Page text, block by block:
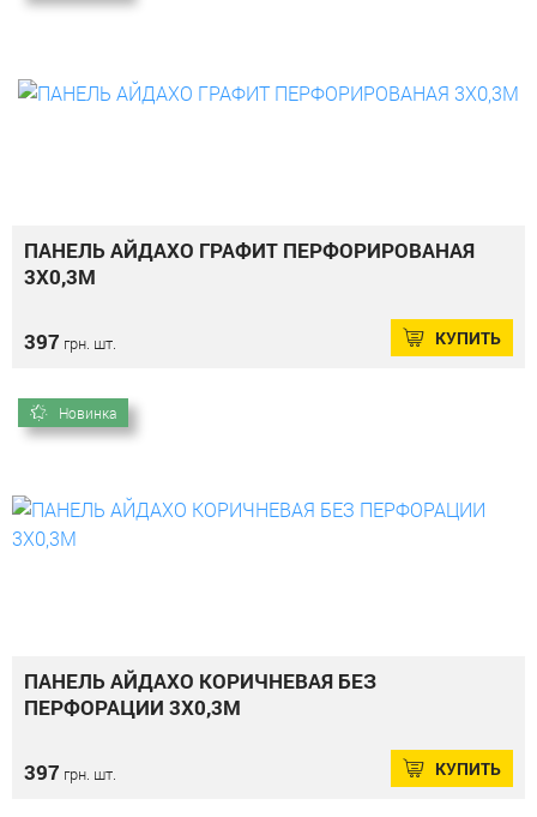
ПАНЕЛЬ АЙДАХО ГРАФИТ ПЕРФОРИРОВАНАЯ
3Х0,3М
397 грн. шт. КУПИТЬ
Новинка
ПАНЕЛЬ АЙДАХО КОРИЧНЕВАЯ БЕЗ
ПЕРФОРАЦИИ 3Х0,3М
397 грн. шт. КУПИТЬ